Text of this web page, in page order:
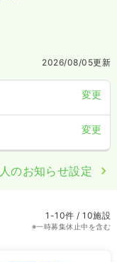
2026/08/05更新
変更
変更
のお知らせ設定
1-10件 / 10施設
※一時募集休止中を含む